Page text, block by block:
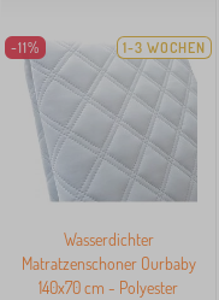
-11% 1-3 WOCHEN
Wasserdichter
Matratzenschoner Ourbaby
140x70 cm - Polyester